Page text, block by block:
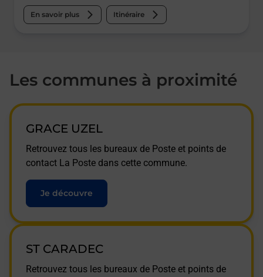
En savoir plus Itinéraire
Les communes à proximité
GRACE UZEL
Retrouvez tous les bureaux de Poste et points de
contact La Poste dans cette commune.
Je découvre
ST CARADEC
Retrouvez tous les bureaux de Poste et points de